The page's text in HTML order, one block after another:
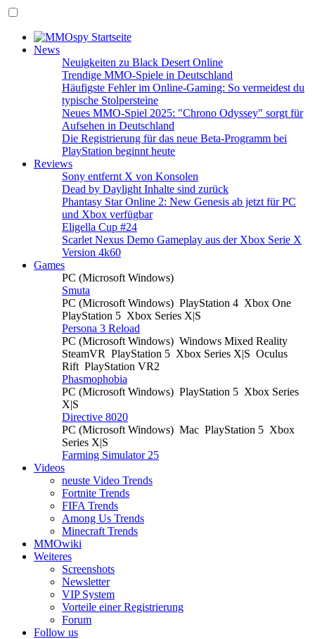
News
Neuigkeiten zu Black Desert Online
Trendige MMO-Spiele in Deutschland
Häufigste Fehler im Online-Gaming: So vermeidest du
typische Stolpersteine
Neues MMO-Spiel 2025: "Chrono Odyssey" sorgt für
Aufsehen in Deutschland
Die Registrierung für das neue Beta-Programm bei
PlayStation beginnt heute
Reviews
Sony entfernt X von Konsolen
Dead by Daylight Inhalte sind zurück
Phantasy Star Online 2: New Genesis ab jetzt für PC
und Xbox verfügbar
Eligella Cup #24
Scarlet Nexus Demo Gameplay aus der Xbox Serie X
Version 4k60
Games
PC (Microsoft Windows)
Smuta
PC (Microsoft Windows) PlayStation 4 Xbox One
PlayStation 5 Xbox Series X|S
Persona 3 Reload
PC (Microsoft Windows) Windows Mixed Reality
SteamVR PlayStation 5 Xbox Series X|S Oculus
Rift PlayStation VR2
Phasmophobia
PC (Microsoft Windows) PlayStation 5 Xbox Series
X|S
Directive 8020
PC (Microsoft Windows) Mac PlayStation 5 Xbox
Series X|S
Farming Simulator 25
Videos
neuste Video Trends
Fortnite Trends
FIFA Trends
Among Us Trends
Minecraft Trends
MMOwiki
Weiteres
Screenshots
Newsletter
VIP System
Vorteile einer Registrierung
Forum
Follow us